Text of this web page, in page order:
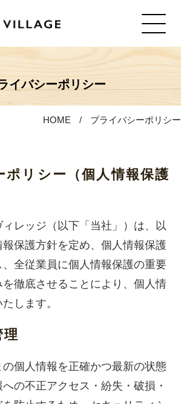
イバシーポリシー
HOME プライバシーポリシー
ポリシー（個人情報保護
レッジ（以下「当社」）は、以
保護方針を定め、個人情報保護
全従業員に個人情報保護の重要
徹底させることにより、個人情
します。
個人情報を正確かつ最新の状態
の不正アクセス・紛失・破損・